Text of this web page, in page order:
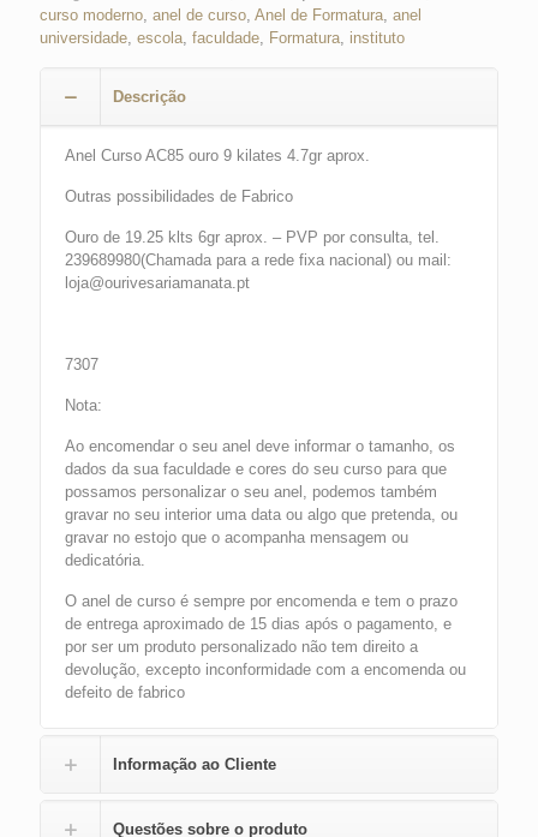
curso moderno, anel de curso, Anel de Formatura, anel
universidade, escola, faculdade, Formatura, instituto
Descrição
Anel Curso AC85 ouro 9 kilates 4.7gr aprox.
Outras possibilidades de Fabrico
Ouro de 19.25 klts 6gr aprox. – PVP por consulta, tel.
239689980(Chamada para a rede fixa nacional) ou mail:
loja@ourivesariamanata.pt
7307
Nota:
Ao encomendar o seu anel deve informar o tamanho, os
dados da sua faculdade e cores do seu curso para que
possamos personalizar o seu anel, podemos também
gravar no seu interior uma data ou algo que pretenda, ou
gravar no estojo que o acompanha mensagem ou
dedicatória.
O anel de curso é sempre por encomenda e tem o prazo
de entrega aproximado de 15 dias após o pagamento, e
por ser um produto personalizado não tem direito a
devolução, excepto inconformidade com a encomenda ou
defeito de fabrico
Informação ao Cliente
Questões sobre o produto